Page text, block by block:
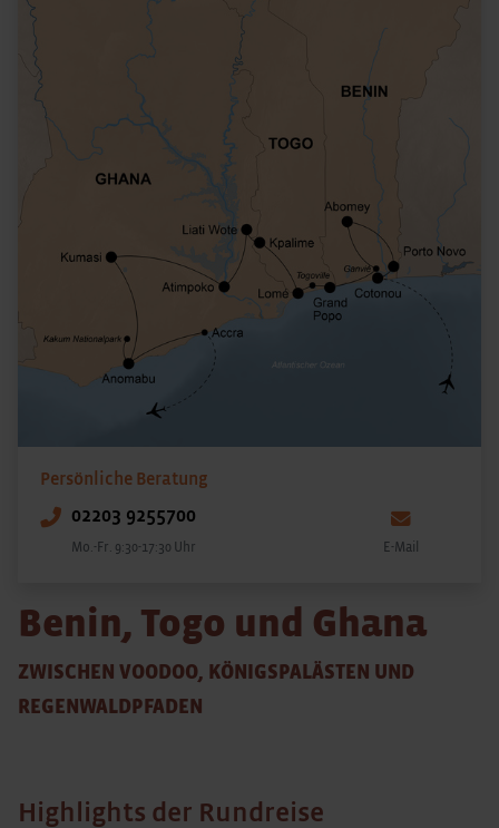
Persönliche Beratung
02203 9255700
Mo.-Fr. 9:30-17:30 Uhr E-Mail
Benin, Togo und Ghana
ZWISCHEN VOODOO, KÖNIGSPALÄSTEN UND
REGENWALDPFADEN
Highlights der Rundreise